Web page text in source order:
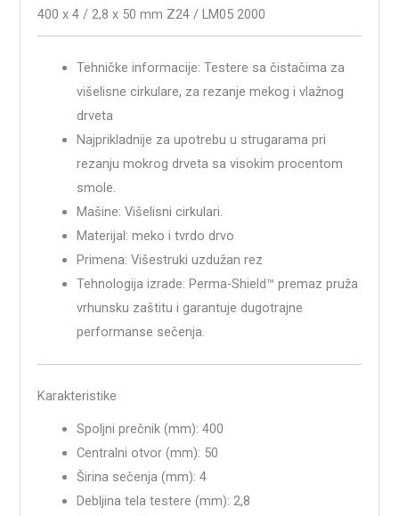
400 x 4 / 2,8 x 50 mm Z24 / LM05 2000
Tehničke informacije: Testere sa čistačima za
višelisne cirkulare, za rezanje mekog i vlažnog
drveta
Najprikladnije za upotrebu u strugarama pri
rezanju mokrog drveta sa visokim procentom
smole.
Mašine: Višelisni cirkulari.
Materijal: meko i tvrdo drvo
Primena: Višestruki uzdužan rez
Tehnologija izrade: Perma-Shield™ premaz pruža
vrhunsku zaštitu i garantuje dugotrajne
performanse sečenja.
Karakteristike
Spoljni prečnik (mm): 400
Centralni otvor (mm): 50
Širina sečenja (mm): 4
Debljina tela testere (mm): 2,8